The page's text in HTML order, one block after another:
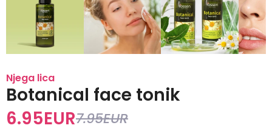
Njega lica
Botanical face tonik
6.95EUR7.95EUR